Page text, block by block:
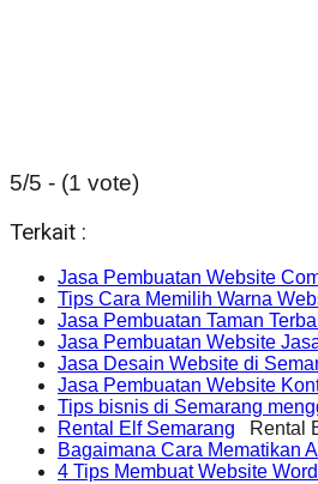
5/5 - (1 vote)
Terkait :
Jasa Pembuatan Website
Tips Cara Memilih Warna
Jasa Pembuatan Taman
Jasa Pembuatan Website
Jasa Desain Website di
Jasa Pembuatan Website
Tips bisnis di Semarang
Rental Elf Semarang Rental
Bagaimana Cara Mematikan
4 Tips Membuat Website